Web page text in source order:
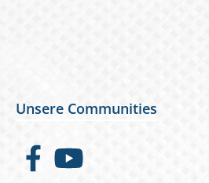
Unsere Communities
FacebookYouTube